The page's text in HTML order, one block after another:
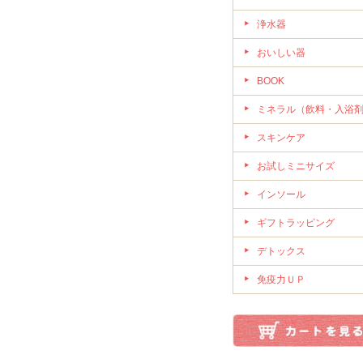
浄水器
おいしい器
BOOK
ミネラル（飲料・入浴
スキンケア
お試しミニサイズ
インソール
ギフトラッピング
デトックス
免疫力ＵＰ